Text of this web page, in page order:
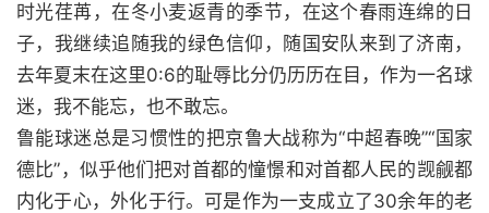
时光荏苒，在冬小麦返青的季节，在这个春雨连绵的日
子，我继续追随我的绿色信仰，随国安队来到了济南，
去年夏末在这里0:6的耻辱比分仍历历在目，作为一名球
迷，我不能忘，也不敢忘。
鲁能球迷总是习惯性的把京鲁大战称为“中超春晚”“国家
德比”，似乎他们把对首都的憧憬和对首都人民的觊觎都
内化于心，外化于行。可是作为一支成立了30余年的老